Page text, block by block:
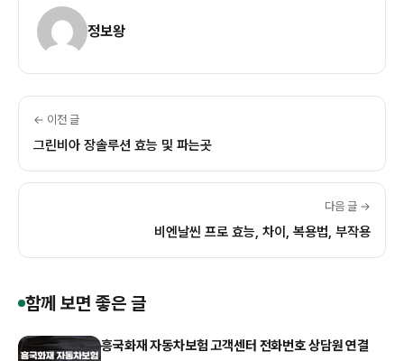
정보왕
← 이전 글
그린비아 장솔루션 효능 및 파는곳
다음 글 →
비엔날씬 프로 효능, 차이, 복용법, 부작용
함께 보면 좋은 글
흥국화재 자동차보험 고객센터 전화번호 상담원 연결